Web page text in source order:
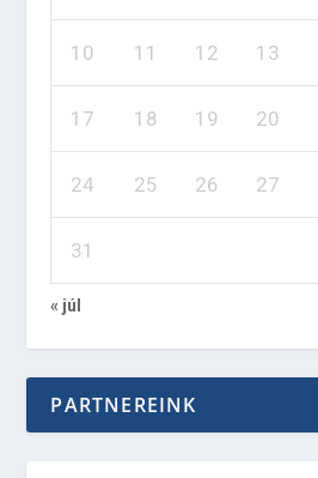
10 11 12 13
17 18 19 20
24 25 26 27
31
« júl
PARTNEREINK